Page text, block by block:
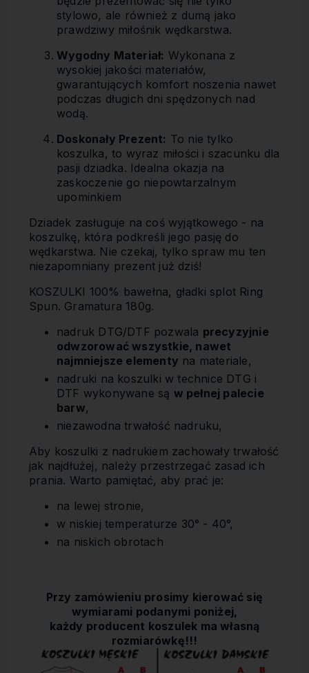
stylowo, ale również z dumą jako
prawdziwy miłośnik wędkarstwa.
Wygodny Materiał: Wykonana z
wysokiej jakości materiałów,
gwarantujących komfort noszenia nawet
podczas długich dni spędzonych nad
wodą.
Doskonały Prezent: To nie tylko
koszulka, to wyraz miłości i szacunku dla
pasji dziadka. Idealna okazja na
zaskoczenie go niepowtarzalnym
upominkiem
Dziadek zasługuje na coś wyjątkowego - na
koszulkę, która podkreśli jego pasję do
wędkarstwa. Nie czekaj, tylko spraw mu ten
niezapomniany prezent już dziś!
KOSZULKI 100% bawełna, gładki splot Ring
Spun. Gramatura 180g.
nadruk DTG/DTF pozwala precyzyjnie
odwzorować wszystkie, nawet
najmniejsze elementy na materiale,
nadruki na koszulki w technice DTG i
DTF wykonywane są w pełnej palecie
barw,
niezawodna trwałość nadruku,
Aby koszulki z nadrukiem zachowały trwałość
jak najdłużej, należy przestrzegać zasad ich
prania. Warto pamiętać, aby prać je:
na lewej stronie,
w niskiej temperaturze 30° - 40°,
na niskich obrotach
Przy zamówieniu prosimy kierować się
wymiarami podanymi poniżej,
każdy producent koszulek ma własną
rozmiarówkę!!!